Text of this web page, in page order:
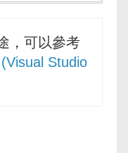
，可以參考
Studio